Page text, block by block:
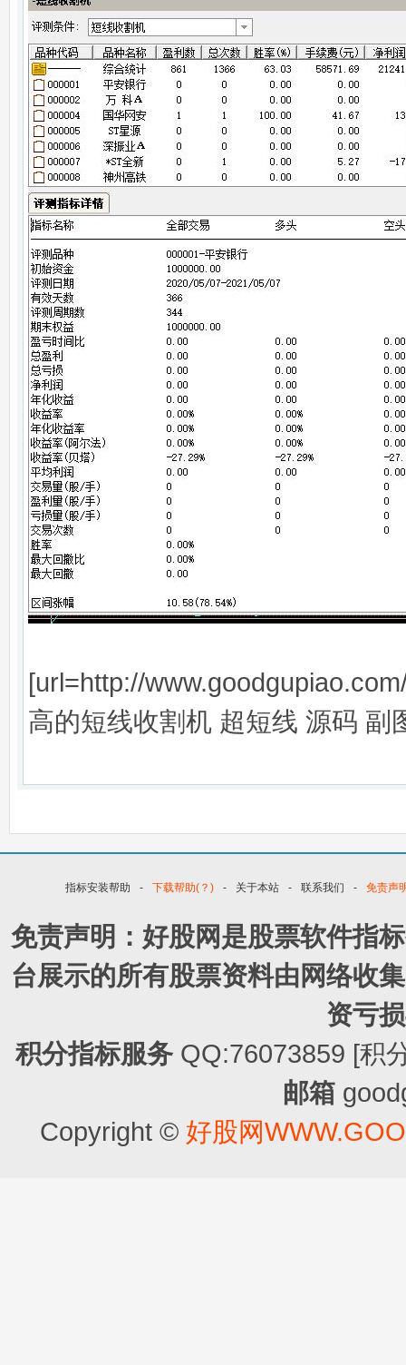
[url=http://
高的短线收割机 超短线 源码 副
指标安装帮助 - 下载帮助(？) - 关于本站 - 联系我们 - 免责声
免责声明：好股网是股票软件指
台展示的所有股票资料由网络收
资亏
积分指标服务QQ:76073859 [积
邮箱
Copyright © 好股网